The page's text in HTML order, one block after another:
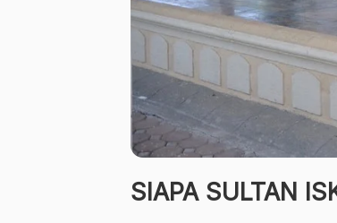
SIAPA SULTAN